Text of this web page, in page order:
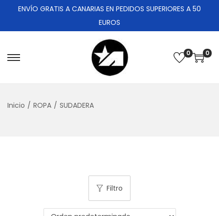
ENVÍO GRATIS A CANARIAS EN PEDIDOS SUPERIORES A 50
EUROS
0 0
Inicio / ROPA / SUDADERA
Filtro